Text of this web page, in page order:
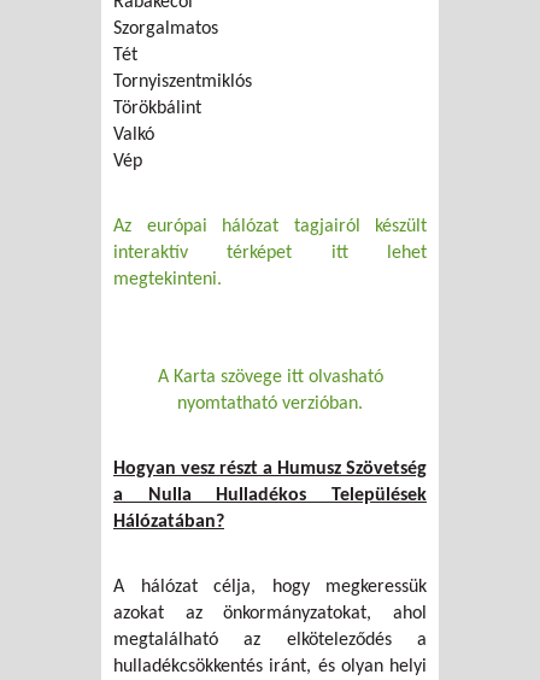
Szorgalmatos
Tét
Tornyiszentmiklós
Törökbálint
Valkó
Vép
Az európai hálózat tagjairól készült
interaktív térképet itt lehet
megtekinteni.
A Karta szövege itt olvasható
nyomtatható verzióban.
Hogyan vesz részt a Humusz Szövetség
a Nulla Hulladékos Települések
Hálózatában?
A hálózat célja, hogy megkeressük
azokat az önkormányzatokat, ahol
megtalálható az elköteleződés a
hulladékcsökkentés iránt, és olyan helyi